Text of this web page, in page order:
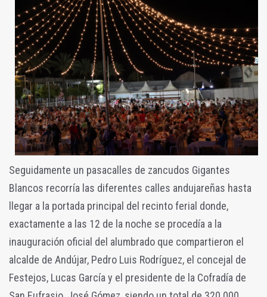
Seguidamente un pasacalles de zancudos Gigantes
Blancos recorría las diferentes calles andujareñas hasta
llegar a la portada principal del recinto ferial donde,
exactamente a las 12 de la noche se procedía a la
inauguración oficial del alumbrado que compartieron el
alcalde de Andújar, Pedro Luis Rodríguez, el concejal de
Festejos, Lucas García y el presidente de la Cofradía de